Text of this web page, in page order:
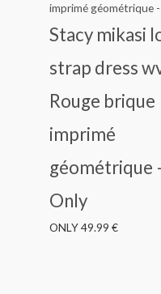
Stacy mikasi
strap dress
Rouge brique
imprimé
géométrique
Only
ONLY49.99€